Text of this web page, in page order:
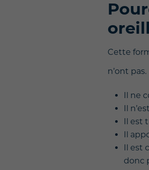
Cette
n’ont pas.
Il ne
Il
Il est
Il
Il est
donc